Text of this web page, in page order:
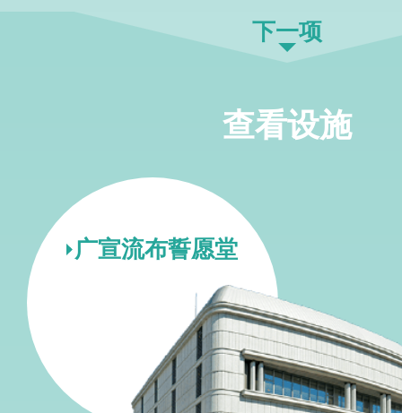
下一项
查看设施
广宣流布誓愿堂